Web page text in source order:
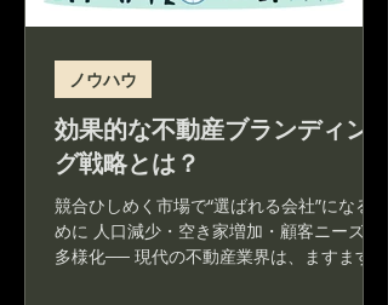
効果的な不動産ブランディン
グ戦略とは？
競合ひしめく市場で“選ばれる会社”になるた
めに 人口減少・空き家増加・顧客ニーズの
多様化── 現代の不動産業界は、ますます複
ノウハウ